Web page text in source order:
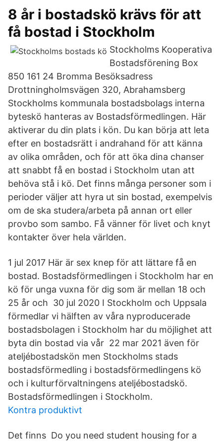
8 år i bostadskö krävs för att
få bostad i Stockholm
Stockholms Kooperativa
Bostadsförening Box
850 161 24 Bromma Besöksadress
Drottningholmsvägen 320, Abrahamsberg
Stockholms kommunala bostadsbolags interna
byteskö hanteras av Bostadsförmedlingen. Här
aktiverar du din plats i kön. Du kan börja att leta
efter en bostadsrätt i andrahand för att känna
av olika områden, och för att öka dina chanser
att snabbt få en bostad i Stockholm utan att
behöva stå i kö. Det finns många personer som i
perioder väljer att hyra ut sin bostad, exempelvis
om de ska studera/arbeta på annan ort eller
provbo som sambo. Få vänner för livet och knyt
kontakter över hela världen.
1 jul 2017 Här är sex knep för att lättare få en
bostad. Bostadsförmedlingen i Stockholm har en
kö för unga vuxna för dig som är mellan 18 och
25 år och 30 jul 2020 I Stockholm och Uppsala
förmedlar vi hälften av våra nyproducerade
bostadsbolagen i Stockholm har du möjlighet att
byta din bostad via vår 22 mar 2021 även för
ateljébostadskön men Stockholms stads
bostadsförmedling i bostadsförmedlingens kö
och i kulturförvaltningens ateljébostadskö.
Bostadsförmedlingen i Stockholm.
Kontra produktivt
Det finns Do you need student housing for a